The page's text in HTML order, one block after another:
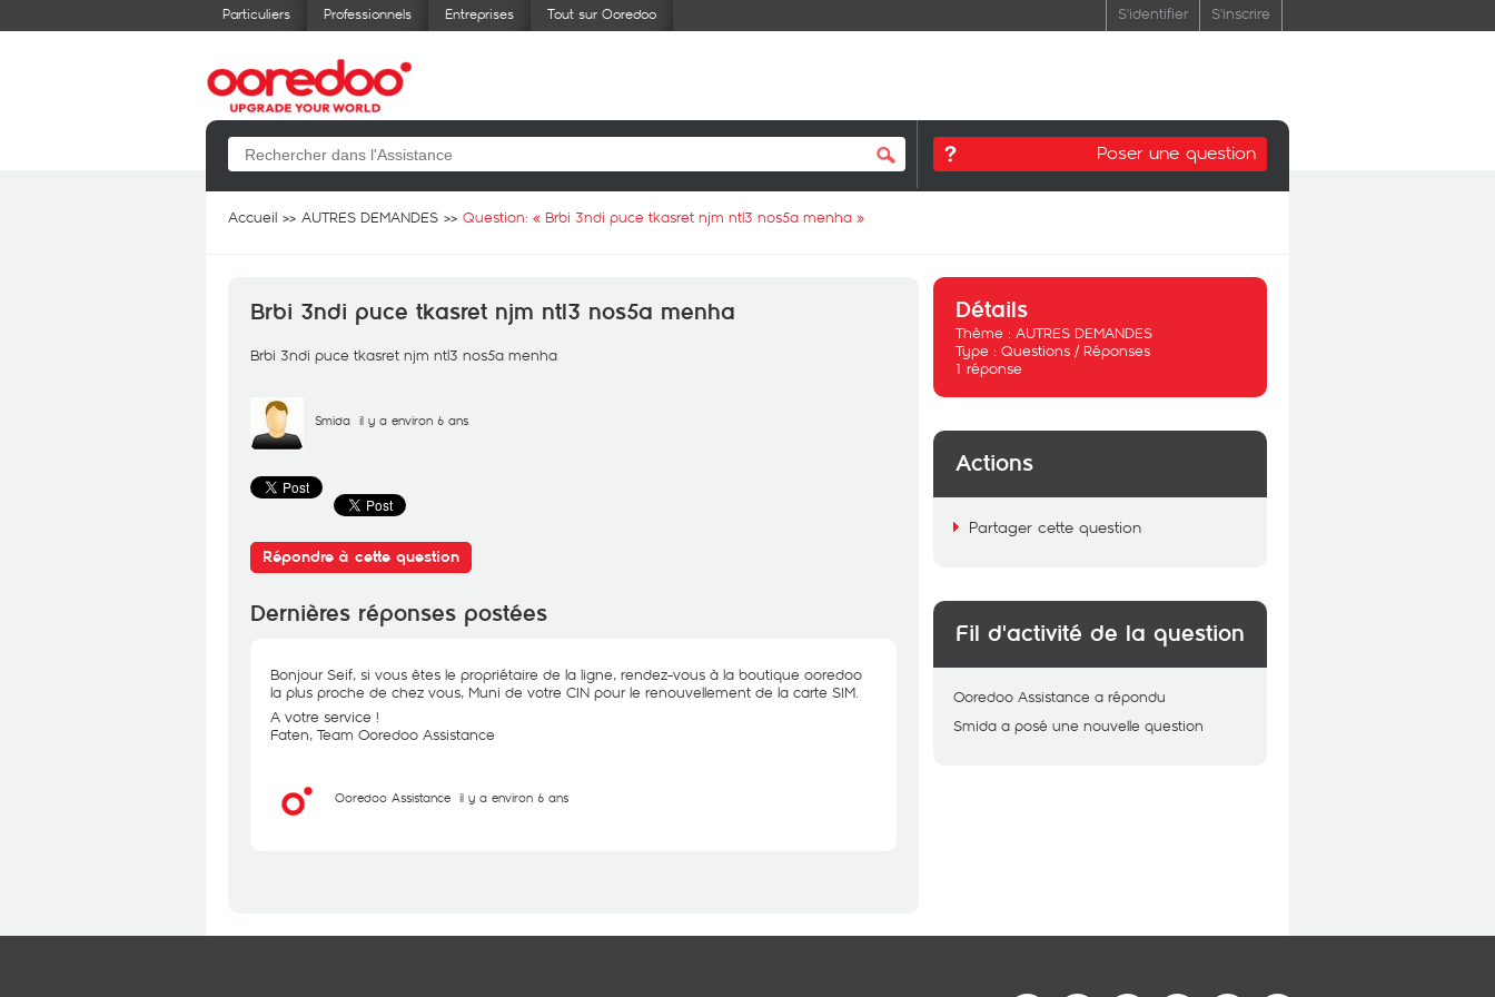
Particuliers Professionnels Entreprises Tout sur Ooredoo S'identifier S'inscrire
Poser une question
Accueil AUTRES DEMANDES Question: « Brbi 3ndi puce tkasret njm ntl3 nos5a menha »
Brbi 3ndi puce tkasret njm ntl3 nos5a menha
Brbi 3ndi puce tkasret njm ntl3 nos5a menha
Smida il y a environ 6 ans
Répondre à cette question
Dernières réponses postées
Bonjour Seif, si vous êtes le propriétaire de la ligne, rendez-vous à la boutique ooredoo
la plus proche de chez vous, Muni de votre CIN pour le renouvellement de la carte SIM.
A votre service !
Faten, Team Ooredoo Assistance
Ooredoo Assistance il y a environ 6 ans
Détails
Thème : AUTRES DEMANDES
Type : Questions / Réponses
1 réponse
Actions
Partager cette question
Fil d'activité de la question
Ooredoo Assistance a répondu
Smida a posé une nouvelle question